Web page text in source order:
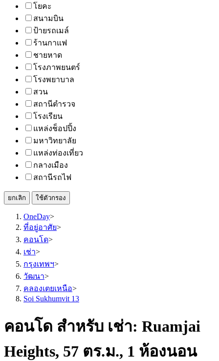
โยคะ
สนามบิน
ป้ายรถเมล์
ร้านกาแฟ
ชายหาด
โรงภาพยนตร์
โรงพยาบาล
สวน
สถานีตำรวจ
โรงเรียน
แหล่งช็อปปิ้ง
มหาวิทยาลัย
แหล่งท่องเที่ยว
กลางเมือง
สถานีรถไฟ
ยกเลิก ใช้ตัวกรอง
OneDay>
ที่อยู่อาศัย>
คอนโด>
เช่า>
กรุงเทพฯ>
วัฒนา>
คลองเตยเหนือ>
Soi Sukhumvit 13
คอนโด สำหรับ เช่า: Ruamjai
Heights, 57 ตร.ม., 1 ห้องนอน